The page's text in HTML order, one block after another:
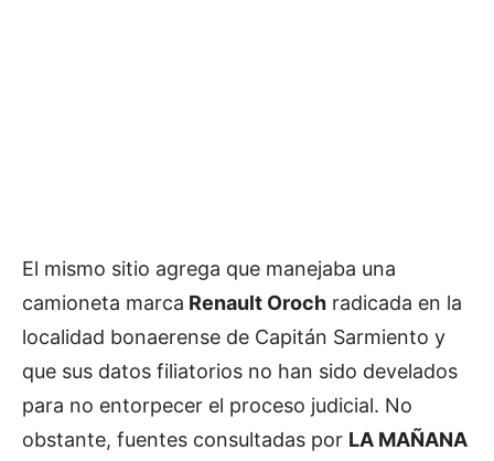
El mismo sitio agrega que manejaba una
camioneta marca Renault Oroch radicada en la
localidad bonaerense de Capitán Sarmiento y
que sus datos filiatorios no han sido develados
para no entorpecer el proceso judicial. No
obstante, fuentes consultadas por LA MAÑANA